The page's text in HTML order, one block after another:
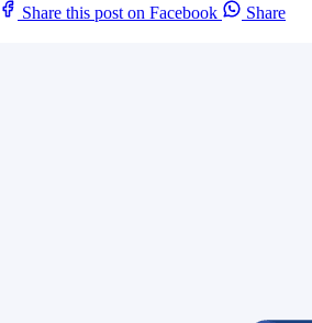
Share this post on Facebook
Share